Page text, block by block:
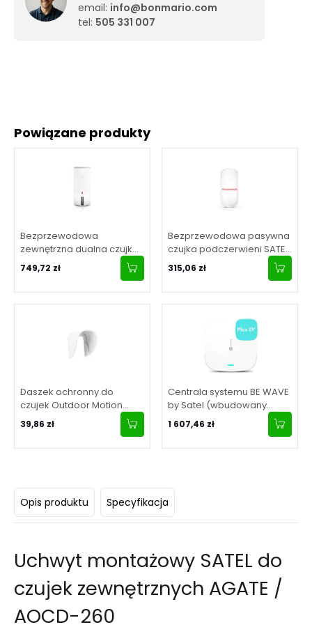
Powiązane produkty
Bezprzewodowa
zewnętrzna dualna czujka
kurtynowa SATEL BE WAVE
Outdoor Curtain Detector
AOCD-260
749,72 zł
Bezprzewodowa pasywna
czujka podczerwieni SATEL
BE WAVE Motion Detector
APD-200
315,06 zł
Daszek ochronny do
czujek Outdoor Motion
Detector SATEL BE WAVE
HOOD C
39,86 zł
Centrala systemu BE WAVE
by Satel (wbudowany
moduł GSM, zasilanie 9-28
V DC) Smart HUB Plus LV
1 607,46 zł
Opis produktu Specyfikacja
Uchwyt montażowy SATEL do
czujek zewnętrznych AGATE /
AOCD-260
email: info@bonmario.com
tel: 505 331 007